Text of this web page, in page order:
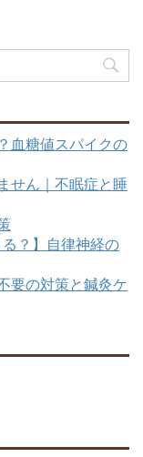
血糖値スパイクの
せん｜不眠症と睡
？】自律神経の
要の対策と鍼灸ケ